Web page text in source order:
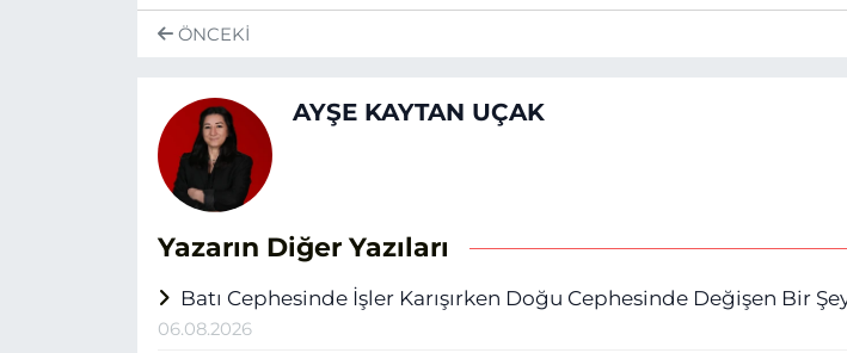
ÖNCEKI
AYŞE KAYTAN UÇAK
Yazarın Diğer Yazıları
Batı Cephesinde İşler Karışırken Doğu Cephesinde Değişen Bir
06.08.2026